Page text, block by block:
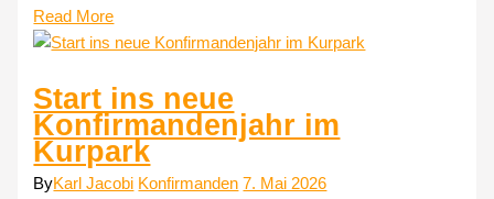
Read More
Start ins neue
Konfirmandenjahr im
Kurpark
ByKarl Jacobi Konfirmanden 7. Mai 2026